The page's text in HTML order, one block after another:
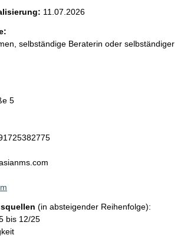
11.07.2026
selbständige Beraterin oder selbständiger
5
(in absteigender Reihenfolge):
bis 12/25